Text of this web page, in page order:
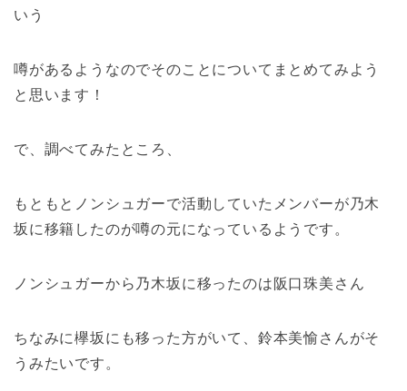
いう
噂があるようなのでそのことについてまとめてみよう
と思います！
で、調べてみたところ、
もともとノンシュガーで活動していたメンバーが乃木
坂に移籍したのが噂の元になっているようです。
ノンシュガーから乃木坂に移ったのは阪口珠美さん
ちなみに欅坂にも移った方がいて、鈴本美愉さんがそ
うみたいです。